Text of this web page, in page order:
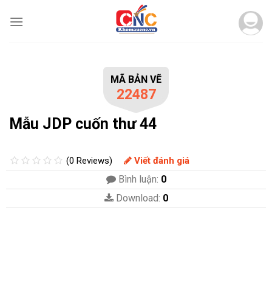
MÃ BẢN VẼ
22487
Mẫu JDP cuốn thư 44
(0 Reviews) Viết đánh giá
Bình luận: 0
Download: 0